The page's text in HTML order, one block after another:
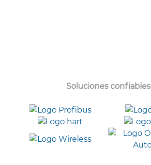
Soluciones confiables